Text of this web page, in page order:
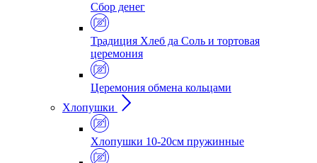
Сбор денег
Традиция Хлеб да Соль и тортовая
церемония
Церемония обмена кольцами
Хлопушки
Хлопушки 10-20см пружинные